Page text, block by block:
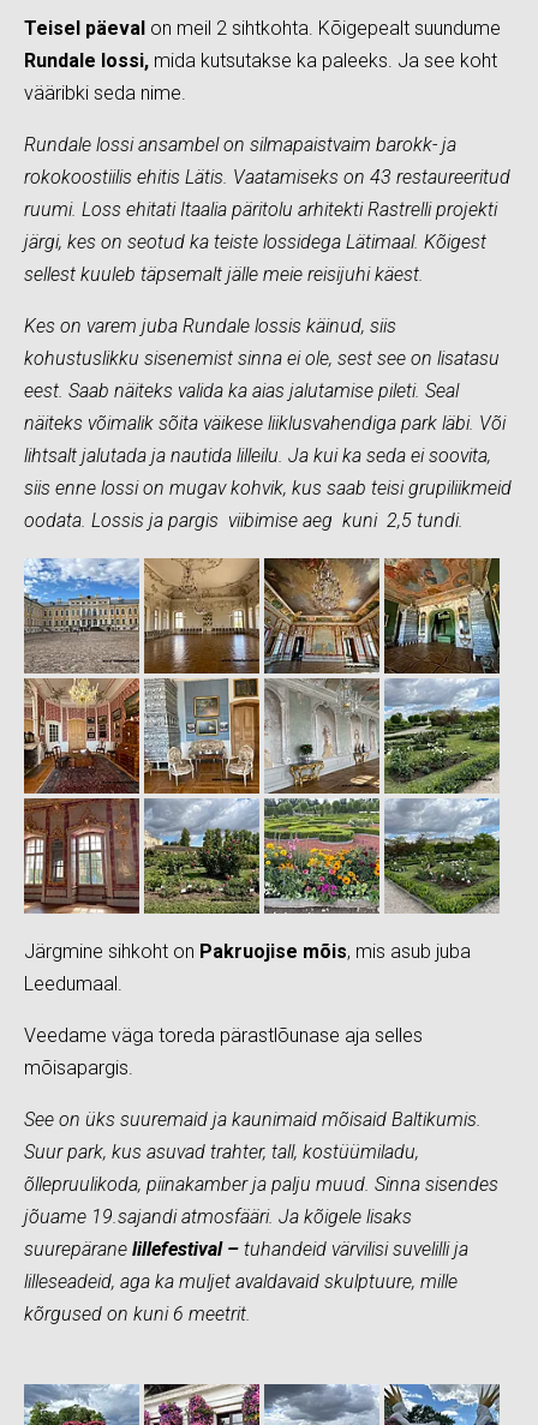
Teisel päeval on meil 2 sihtkohta. Kõigepealt suundume
Rundale lossi, mida kutsutakse ka paleeks. Ja see koht
vääribki seda nime.
Rundale lossi ansambel on silmapaistvaim barokk- ja
rokokoostiilis ehitis Lätis. Vaatamiseks on 43 restaureeritud
ruumi. Loss ehitati Itaalia päritolu arhitekti Rastrelli projekti
järgi, kes on seotud ka teiste lossidega Lätimaal. Kõigest
sellest kuuleb täpsemalt jälle meie reisijuhi käest.
Kes on varem juba Rundale lossis käinud, siis
kohustuslikku sisenemist sinna ei ole, sest see on lisatasu
eest. Saab näiteks valida ka aias jalutamise pileti. Seal
näiteks võimalik sõita väikese liiklusvahendiga park läbi. Või
lihtsalt jalutada ja nautida lilleilu. Ja kui ka seda ei soovita,
siis enne lossi on mugav kohvik, kus saab teisi grupiliikmeid
oodata. Lossis ja pargis viibimise aeg kuni 2,5 tundi.
Järgmine sihkoht on Pakruojise mõis, mis asub juba
Leedumaal.
Veedame väga toreda pärastlõunase aja selles
mõisapargis.
See on üks suuremaid ja kaunimaid mõisaid Baltikumis.
Suur park, kus asuvad trahter, tall, kostüümiladu,
õllepruulikoda, piinakamber ja palju muud. Sinna sisendes
jõuame 19.sajandi atmosfääri. Ja kõigele lisaks
suurepärane lillefestival – tuhandeid värvilisi suvelilli ja
lilleseadeid, aga ka muljet avaldavaid skulptuure, mille
kõrgused on kuni 6 meetrit.